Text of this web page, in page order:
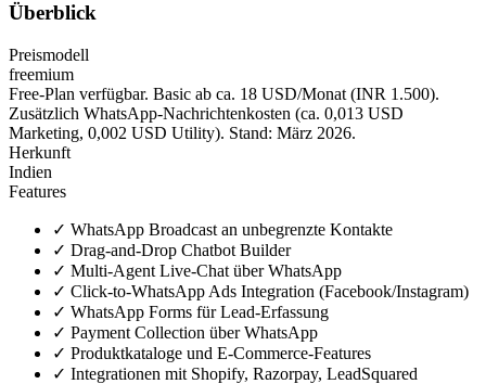
Überblick
Preismodell
freemium
Free-Plan verfügbar. Basic ab ca. 18 USD/Monat (INR 1.500).
Zusätzlich WhatsApp-Nachrichtenkosten (ca. 0,013 USD
Marketing, 0,002 USD Utility). Stand: März 2026.
Herkunft
Indien
Features
✓ WhatsApp Broadcast an unbegrenzte Kontakte
✓ Drag-and-Drop Chatbot Builder
✓ Multi-Agent Live-Chat über WhatsApp
✓ Click-to-WhatsApp Ads Integration (Facebook/Instagram)
✓ WhatsApp Forms für Lead-Erfassung
✓ Payment Collection über WhatsApp
✓ Produktkataloge und E-Commerce-Features
✓ Integrationen mit Shopify, Razorpay, LeadSquared